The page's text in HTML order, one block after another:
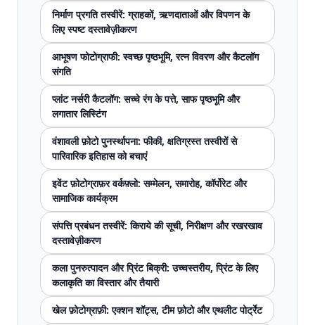
निर्माण प्रगति तस्वीरें: ग्राहकों, ऋणदाताओं और विपणन के
लिए स्पष्ट दस्तावेज़ीकरण
आभूषण फोटोग्राफी: स्वच्छ पृष्ठभूमि, रत्न विवरण और कैटलॉग
संगति
प्लांट नर्सरी कैटलॉग: सच्चे रंग के पत्ते, साफ पृष्ठभूमि और
लगातार लिस्टिंग
वंशावली फ़ोटो पुनर्स्थापना: फीकी, क्षतिग्रस्त तस्वीरों से
पारिवारिक इतिहास को बचाएं
इवेंट फ़ोटोग्राफ़र वर्कफ़्लो: सम्मेलन, समारोह, कॉर्पोरेट और
सामाजिक कार्यक्रम
संपत्ति प्रबंधन तस्वीरें: किराये की सूची, निरीक्षण और रखरखाव
दस्तावेज़ीकरण
कला पुनरुत्पादन और प्रिंट बिक्री: उच्चस्तरीय, प्रिंट के लिए
कलाकृति का विस्तार और तैयारी
खेल फ़ोटोग्राफ़ी: एक्शन शॉट्स, टीम फ़ोटो और एथलीट पोर्ट्रेट